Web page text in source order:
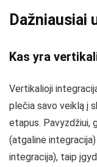
Dažniausiai
Kas yra
Vertikalioji
plečia savo veiklą į
etapus. Pavyzdžiui,
(atgalinė
integracija), taip